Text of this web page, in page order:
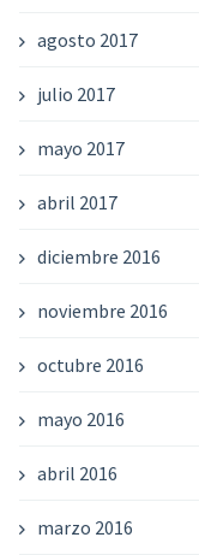
agosto 2017
julio 2017
mayo 2017
abril 2017
diciembre 2016
noviembre 2016
octubre 2016
mayo 2016
abril 2016
marzo 2016